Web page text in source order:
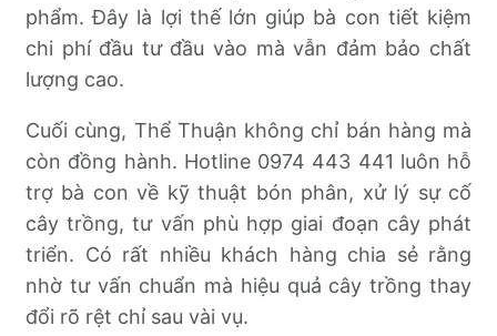
phẩm. Đây là lợi thế lớn giúp bà con tiết kiệm
chi phí đầu tư đầu vào mà vẫn đảm bảo chất
lượng cao.
Cuối cùng, Thể Thuận không chỉ bán hàng mà
còn đồng hành. Hotline 0974 443 441 luôn hỗ
trợ bà con về kỹ thuật bón phân, xử lý sự cố
cây trồng, tư vấn phù hợp giai đoạn cây phát
triển. Có rất nhiều khách hàng chia sẻ rằng
nhờ tư vấn chuẩn mà hiệu quả cây trồng thay
đổi rõ rệt chỉ sau vài vụ.